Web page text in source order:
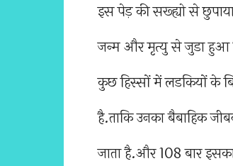
इस पेड़ की सख्ह्यो से
जन्म और मृत्यु से जुडा हुआ
कुछ हिस्सों में लडकियों के
है.ताकि उनका बैबाहिक
जाता है.और 108 बार इसका